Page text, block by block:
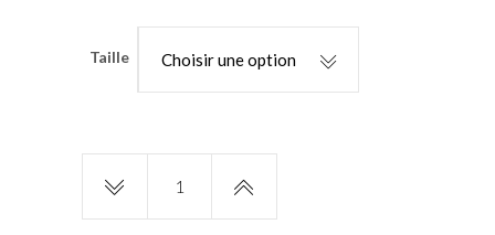
Taille Choisir une option
d'Alençon
|